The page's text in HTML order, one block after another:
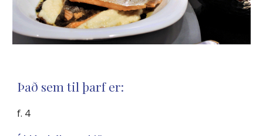
Það sem til þarf er:
f. 4